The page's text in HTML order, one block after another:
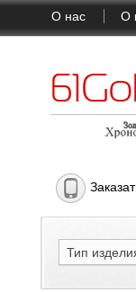
О нас О
Тип